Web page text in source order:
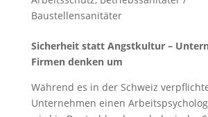
Baustellensanitäter
Sicherheit statt Angstkultur –
Firmen denken um
Während es in der Schweiz
Unternehmen einen